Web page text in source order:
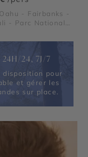
- Fairbanks -
- Parc National
24, 7J/7
disposition pour
et gérer les
sur place.